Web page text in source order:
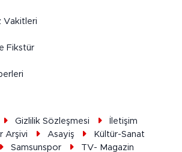
Vakitleri
Fikstür
Gizlilik Sözleşmesi
İletişim
Arşivi Asayiş
Kültür-Sanat
Samsunspor TV- Magazin